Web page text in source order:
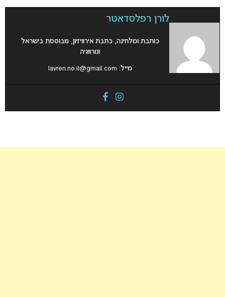
לורן רפלסדאטר
כותבת ומלחינה, כתבת אירוויזיון, מבוססת בישראל
ונורווגיה
מייל: lavren.no.il@gmail.com